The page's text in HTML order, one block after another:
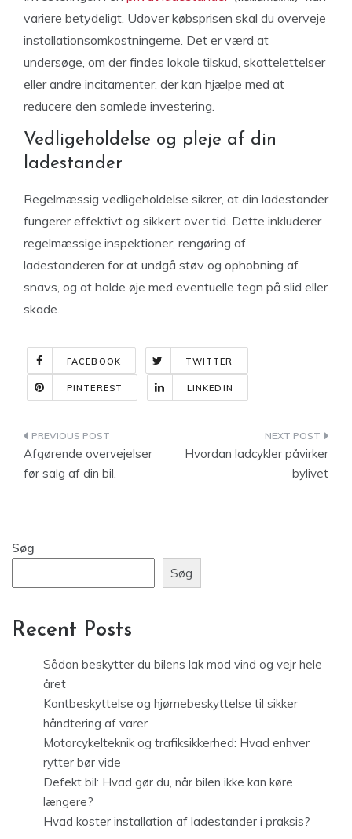
variere betydeligt. Udover købsprisen skal du overveje
installationsomkostningerne. Det er værd at
undersøge, om der findes lokale tilskud, skattelettelser
eller andre incitamenter, der kan hjælpe med at
reducere den samlede investering.
Vedligeholdelse og pleje af din
ladestander
Regelmæssig vedligeholdelse sikrer, at din ladestander
fungerer effektivt og sikkert over tid. Dette inkluderer
regelmæssige inspektioner, rengøring af
ladestanderen for at undgå støv og ophobning af
snavs, og at holde øje med eventuelle tegn på slid eller
skade.
FACEBOOK TWITTER
PINTEREST LINKEDIN
Indlægsnavigation
Afgørende overvejelser
før salg af din bil.
Hvordan ladcykler påvirker
bylivet
Søg
Søg
Recent Posts
Sådan beskytter du bilens lak mod vind og vejr hele
året
Kantbeskyttelse og hjørnebeskyttelse til sikker
håndtering af varer
Motorcykelteknik og trafiksikkerhed: Hvad enhver
rytter bør vide
Defekt bil: Hvad gør du, når bilen ikke kan køre
længere?
Hvad koster installation af ladestander i praksis?